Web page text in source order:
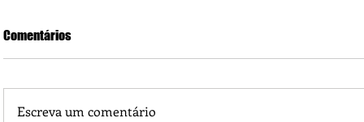
Comentários
Escreva um comentário